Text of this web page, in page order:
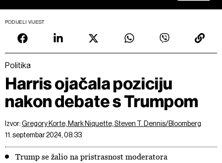
PODIJELI VIJEST
Politika
Harris ojačala poziciju
nakon debate s Trumpom
Izvor:Gregory Korte, Mark Niquette, Steven T. Dennis/Bloomberg
11. septembar 2024, 08:33
Trump se žalio na pristrasnost moderatora